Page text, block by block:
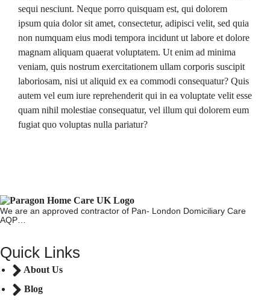
sequi nesciunt. Neque porro quisquam est, qui dolorem
ipsum quia dolor sit amet, consectetur, adipisci velit, sed quia
non numquam eius modi tempora incidunt ut labore et dolore
magnam aliquam quaerat voluptatem. Ut enim ad minima
veniam, quis nostrum exercitationem ullam corporis suscipit
laboriosam, nisi ut aliquid ex ea commodi consequatur? Quis
autem vel eum iure reprehenderit qui in ea voluptate velit esse
quam nihil molestiae consequatur, vel illum qui dolorem eum
fugiat quo voluptas nulla pariatur?
We are an approved contractor of Pan- London Domiciliary Care
AQP…
Quick Links
About Us
Blog